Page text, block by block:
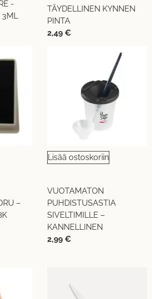
-
3ML
TÄYDELLINEN KYNNEN
PINTA
2,49 €
–
Lisää ostoskoriin
VUOTAMATON
PUHDISTUSASTIA
SIVELTIMILLE –
KANNELLINEN
2,99 €